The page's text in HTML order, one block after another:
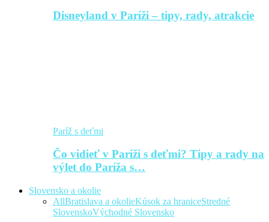
Disneyland v Paríži – tipy, rady, atrakcie
Paríž s deťmi
Čo vidieť v Paríži s deťmi? Tipy a rady na
výlet do Paríža s…
Slovensko a okolie
AllBratislava a okolieKúsok za hraniceStredné
SlovenskoVýchodné Slovensko